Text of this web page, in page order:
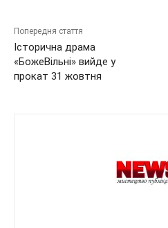
Попередня стаття
Історична драма
«БожеВільні» вийде у
прокат 31 жовтня